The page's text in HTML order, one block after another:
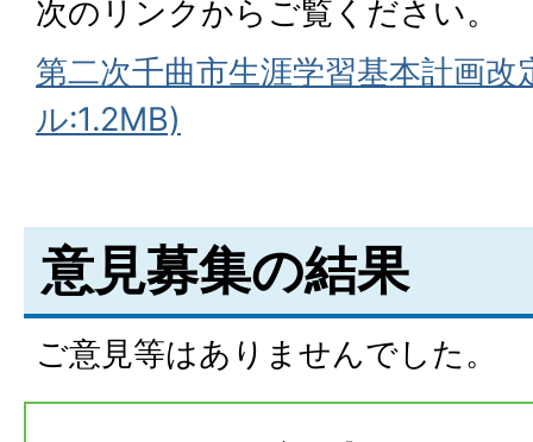
次のリンクからご覧ください。
第二次千曲市生涯学習基本計画
ル:1.2MB)
意見募集の結果
ご意見等はありませんでした。